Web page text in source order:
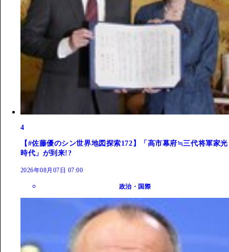
4
【#佐藤優のシン世界地図探索172】「高市幕府≒三代将軍家光
時代」が到来!?
2026年08月07日 07:00
政治・国際